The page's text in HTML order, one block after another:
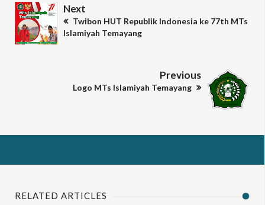
Next
Twibon HUT Republik Indonesia ke 77th MTs
Islamiyah Temayang
Previous
Logo MTs Islamiyah Temayang
RELATED ARTICLES